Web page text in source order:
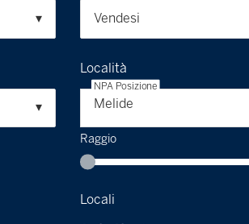
Vendesi
Località
Melide
NPA Posizione
Raggio
Locali